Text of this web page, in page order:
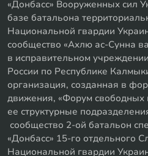
«Донбасс» Вооруженных сил
базе батальона
Национальной гвардии
сообщество «Ахлю ас-Сунна
в исправительном
России по Республике
организация, созданная в
движения, «Форум свободных
ее структурные
сообщество 2-ой батальон
«Донбасс» 15-го отдельного
Национальной гвардии